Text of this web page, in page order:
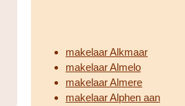
makelaar Alkmaar
makelaar Almelo
makelaar Almere
makelaar Alphen aan